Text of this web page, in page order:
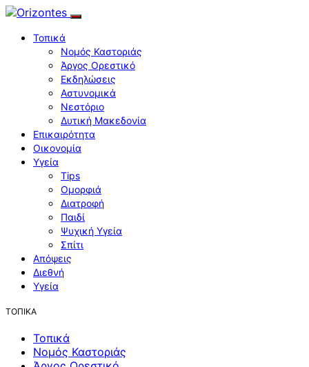
Τοπικά
Νομός Καστοριάς
Άργος Ορεστικό
Εκδηλώσεις
Αστυνομικά
Νεστόριο
Δυτική Μακεδονία
Επικαιρότητα
Οικονομία
Υγεία
Tips
Ομορφιά
Διατροφή
Παιδί
Ψυχική Υγεία
Σπίτι
Απόψεις
Διεθνή
Υγεία
ΤΟΠΙΚΑ
Τοπικά
Νομός Καστοριάς